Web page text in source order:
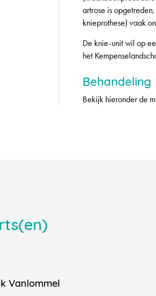
artrose is
knieprothese) vaak
De knie-unit wil op
het
Behandeling
Bekijk hieronder de
Vanlommel